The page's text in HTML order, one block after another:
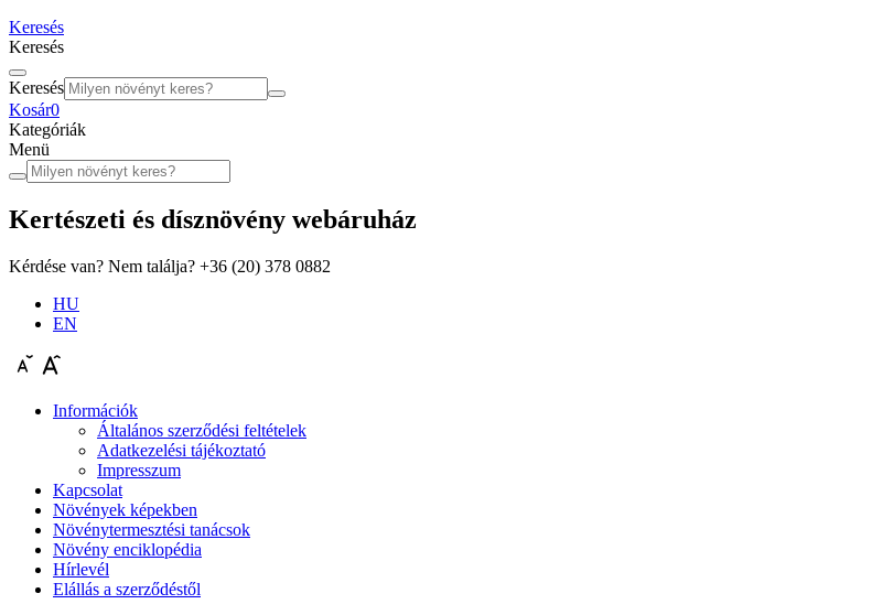
Keresés
Keresés
Keresés
Kosár0
Kategóriák
Menü
Kertészeti és dísznövény webáruház
Kérdése van? Nem találja? +36 (20) 378 0882
HU
EN
Információk
Általános szerződési feltételek
Adatkezelési tájékoztató
Impresszum
Kapcsolat
Növények képekben
Növénytermesztési tanácsok
Növény enciklopédia
Hírlevél
Elállás a szerződéstől